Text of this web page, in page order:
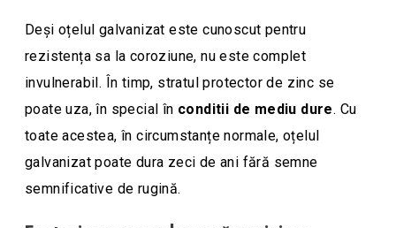
Deși oțelul galvanizat este cunoscut pentru
rezistența sa la coroziune, nu este complet
invulnerabil. În timp, stratul protector de zinc se
poate uza, în special în conditii de mediu dure. Cu
toate acestea, în circumstanțe normale, oțelul
galvanizat poate dura zeci de ani fără semne
semnificative de rugină.